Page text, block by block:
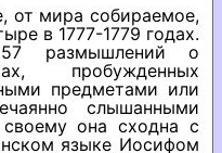
от мира собираемое,
в 1777-1779 годах.
размышлений о
пробужденных
предметами или
слышанными
она сходна с
языке Иосифом